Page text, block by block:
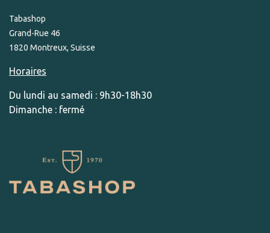
Tabashop
Grand-Rue 46
1820 Montreux, Suisse
Horaires
Du lundi au samedi : 9h30-18h30
Dimanche : fermé